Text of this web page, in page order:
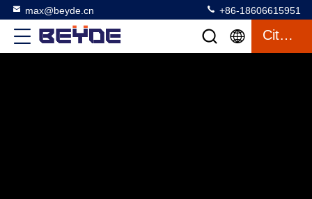
max@beyde.cn +86-18606615951
Citation